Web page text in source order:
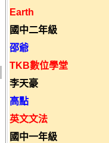
Earth
國中二年級
邵爺
TKB數位學堂
李天豪
高點
英文文法
國中一年級